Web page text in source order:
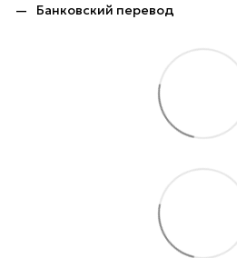
Банковский перевод